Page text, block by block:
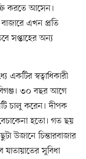
করতে আসেন।
এখন প্রতি
সপ্তাহের অন্য
একটির স্বত্বাধিকারী
৩০ বছর আগে
চালু করেন। দীপক
হতো। গত ছয়
উজানে চিন্তারবাজার
সুবিধা